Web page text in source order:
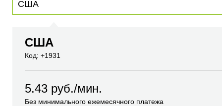
США
Код: +1931
5.43 руб./мин.
Без минимального ежемесячного платежа